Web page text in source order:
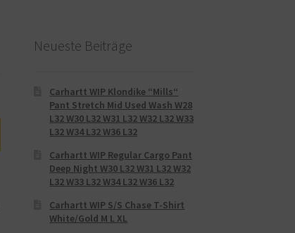
Neueste Beiträge
Carhartt WIP Klondike “Mills“
Pant Stretch Mid Used Wash W28
L32 W30 L32 W31 L32 W32 L32 W33
L32 W34 L32 W36 L32
Carhartt WIP Regular Cargo Pant
Deep Night W30 L32 W31 L32 W32
L32 W33 L32 W34 L32 W36 L32
Carhartt WIP S/S Chase T-Shirt
White/Gold M L XL